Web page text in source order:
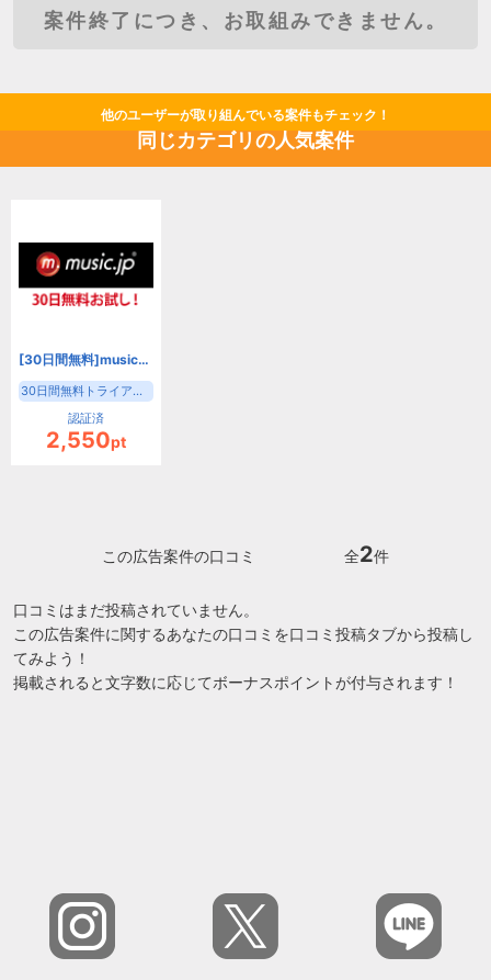
案件終了につき、お取組みできません。
他のユーザーが取り組んでいる案件もチェック！
同じカテゴリの人気案件
[30日間無料]music.jp
30日間無料トライアル登録
認証済
2,550pt
この広告案件の口コミ 全2件
口コミはまだ投稿されていません。
この広告案件に関するあなたの口コミを口コミ投稿タブから投稿し
てみよう！
掲載されると文字数に応じてボーナスポイントが付与されます！